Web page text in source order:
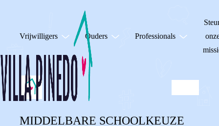
Vrijwilligers Ouders Professionals
MIDDELBARE SCHOOLKEUZE